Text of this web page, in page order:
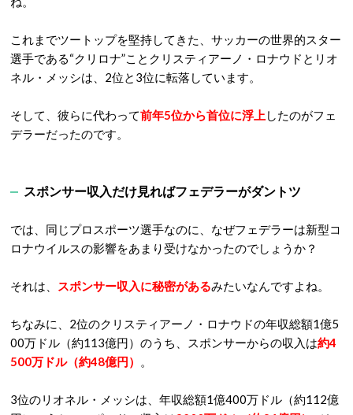
これまでツートップを堅持してきた、サッカーの世界的スター
選手である“クリロナ”ことクリスティアーノ・ロナウドとリオ
ネル・メッシは、2位と3位に転落しています。
そして、彼らに代わって前年5位から首位に浮上 したのがフェ
デラーだったのです。
スポンサー収入だけ見ればフェデラーがダントツ
では、同じプロスポーツ選手なのに、なぜフェデラーは新型コ
ロナウイルスの影響をあまり受けなかったのでしょうか？
それは、 スポンサー収入に秘密があるみたいなんですよね。
ちなみに、2位のクリスティアーノ・ロナウドの年収総額1億5
00万ドル（約113億円）のうち、スポンサーからの収入は約4
500万ドル（約48億円）
。
3位のリオネル・メッシは、年収総額1億400万ドル（約112億